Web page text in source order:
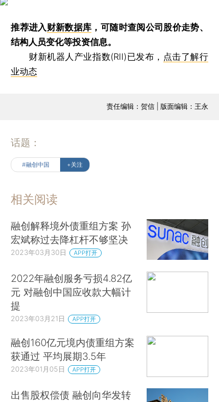
推荐进入财新数据库 ，可随时查阅公司股价走势、
结构人员变化等投资信息。
财新机器人产业指数(RII)已发布， 点击了解行
业动态
责任编辑：贺信 | 版面编辑：王永
话题：
#融创中国 +关注
相关阅读
融创解释境外债重组方案 孙
宏斌称过去降杠杆不够坚决
2023年03月30日 APP打开
2022年融创服务亏损4.82亿
元 对融创中国应收款大幅计
提
2023年03月21日 APP打开
融创160亿元境内债重组方案
获通过 平均展期3.5年
2023年01月05日 APP打开
出售股权偿债 融创向华发转